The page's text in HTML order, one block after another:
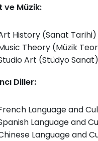
ve Müzik:
History (Sanat Tarihi)
Theory (Müzik
Art (Stüdyo
Diller:
Language and
Language and
Language and